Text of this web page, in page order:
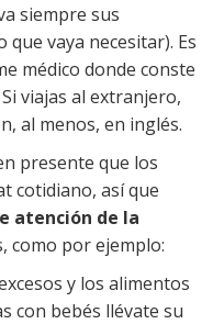
siempre sus
que vaya necesitar). Es
médico donde conste
viajas al extranjero,
al menos, en inglés.
presente que los
cotidiano, así que
atención de la
como por ejemplo:
y los alimentos
con bebés llévate su